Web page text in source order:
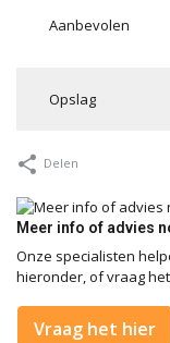
Aanbevolen
Opslag
Delen
Meer info of advies
Onze specialisten
hieronder, of vraag
Vraag het hier